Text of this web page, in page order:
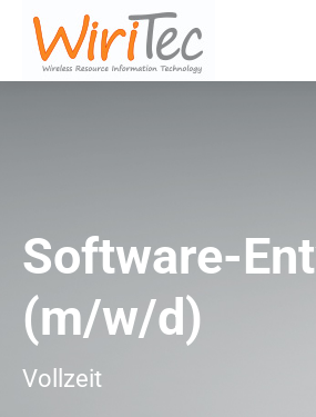
Software-
(m/w/d)
Vollzeit